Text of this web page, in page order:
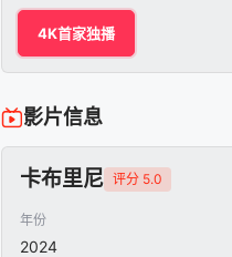
4K首家独播
影片信息
卡布里尼 评分 5.0
年份
2024